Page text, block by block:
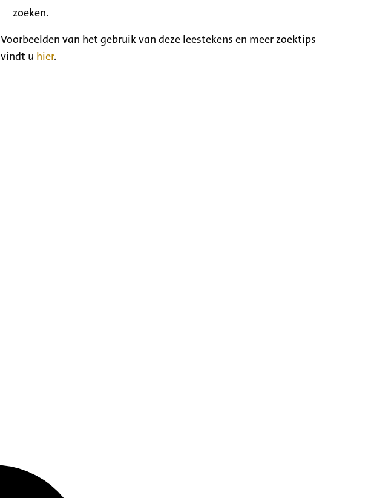
zoeken.
Voorbeelden van het gebruik van deze leestekens en meer zoektips
vindt u hier.